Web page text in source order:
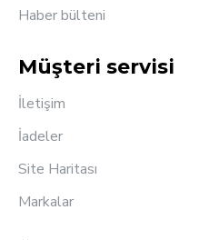
Haber bülteni
Müşteri servisi
İletişim
İadeler
Site Haritası
Markalar